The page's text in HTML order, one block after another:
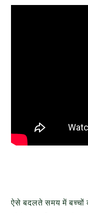
ऐसे बदलते समय में बच्चों